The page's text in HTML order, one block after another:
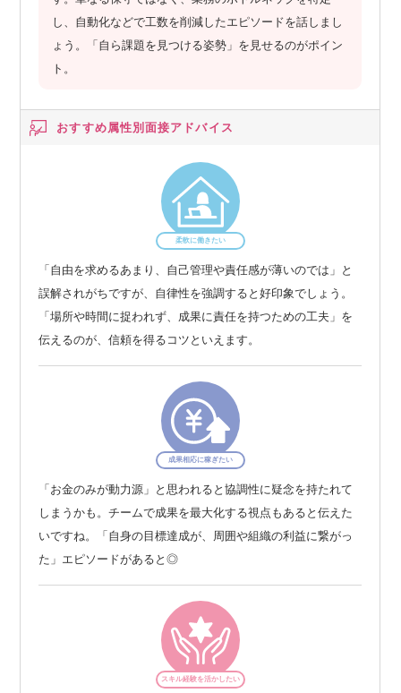
し、自動化などで工数を削減したエピソードを話しまし
ょう。「自ら課題を見つける姿勢」を見せるのがポイン
ト。
おすすめ属性別面接アドバイス
柔軟に働きたい
「自由を求めるあまり、自己管理や責任感が薄いのでは」と
誤解されがちですが、自律性を強調すると好印象でしょう。
「場所や時間に捉われず、成果に責任を持つための工夫」を
伝えるのが、信頼を得るコツといえます。
成果相応に稼ぎたい
「お金のみが動力源」と思われると協調性に疑念を持たれて
しまうかも。チームで成果を最大化する視点もあると伝えた
いですね。「自身の目標達成が、周囲や組織の利益に繋がっ
た」エピソードがあると◎
スキル経験を活かしたい